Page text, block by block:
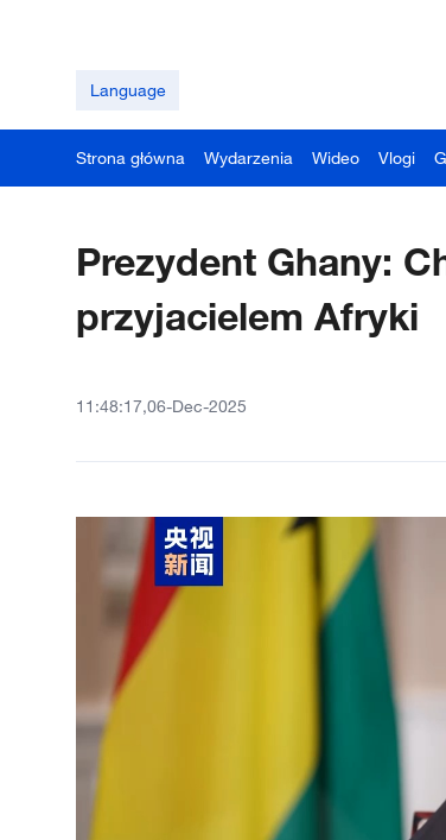
Language
Strona główna Wydarzenia Wideo Vlogi
Prezydent Ghany:
przyjacielem Afryki
11:48:17,06-Dec-2025